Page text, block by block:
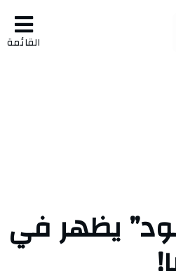
القائمة
يظهر في